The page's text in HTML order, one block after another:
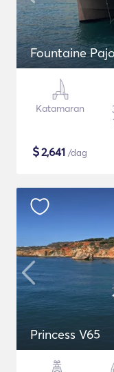
Fountaine
Katamaran
$2,641 /dag
Princess V65